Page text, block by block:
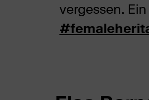
vergessen.